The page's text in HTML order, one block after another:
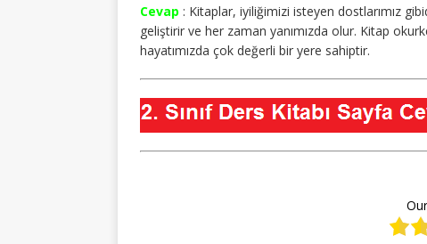
Cevap : Kitaplar, iyiliğimizi isteyen dostlarımız
geliştirir ve her zaman yanımızda olur. Kitap
hayatımızda çok değerli bir yere sahiptir.